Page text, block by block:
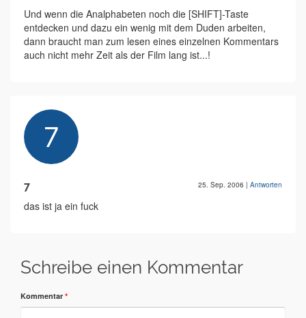
Und wenn die Analphabeten noch die [SHIFT]-Taste
entdecken und dazu ein wenig mit dem Duden arbeiten,
dann braucht man zum lesen eines einzelnen Kommentars
auch nicht mehr Zeit als der Film lang ist...!
7 25. Sep. 2006 | Antworten
das ist ja ein fuck
Schreibe einen Kommentar
Kommentar *